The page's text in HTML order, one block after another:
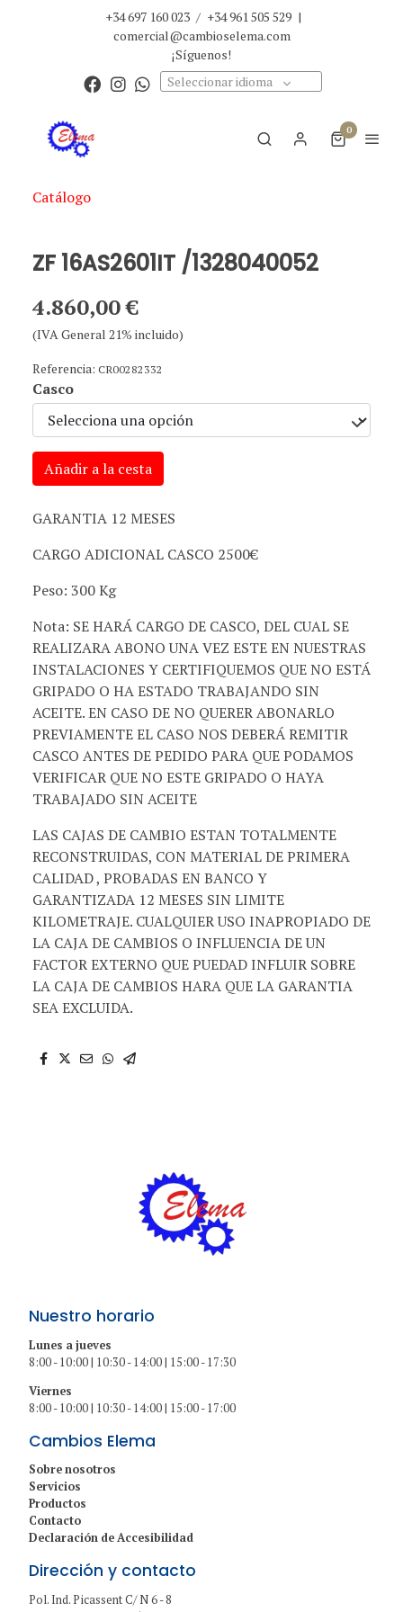
+34 697 160 023 / +34 961 505 529 |
comercial@cambioselema.com
¡Síguenos!
Seleccionar idioma
0
Catálogo
ZF 16AS2601IT /1328040052
4.860,00 €
(IVA General 21% incluido)
Referencia: CR00282332
Casco
Añadir a la cesta
GARANTIA 12 MESES
CARGO ADICIONAL CASCO 2500€
Peso: 300 Kg
Nota: SE HARÁ CARGO DE CASCO, DEL CUAL SE
REALIZARA ABONO UNA VEZ ESTE EN NUESTRAS
INSTALACIONES Y CERTIFIQUEMOS QUE NO ESTÁ
GRIPADO O HA ESTADO TRABAJANDO SIN
ACEITE. EN CASO DE NO QUERER ABONARLO
PREVIAMENTE EL CASO NOS DEBERÁ REMITIR
CASCO ANTES DE PEDIDO PARA QUE PODAMOS
VERIFICAR QUE NO ESTE GRIPADO O HAYA
TRABAJADO SIN ACEITE
LAS CAJAS DE CAMBIO ESTAN TOTALMENTE
RECONSTRUIDAS, CON MATERIAL DE PRIMERA
CALIDAD , PROBADAS EN BANCO Y
GARANTIZADA 12 MESES SIN LIMITE
KILOMETRAJE. CUALQUIER USO INAPROPIADO DE
LA CAJA DE CAMBIOS O INFLUENCIA DE UN
FACTOR EXTERNO QUE PUEDAD INFLUIR SOBRE
LA CAJA DE CAMBIOS HARA QUE LA GARANTIA
SEA EXCLUIDA.
Nuestro horario
Lunes a jueves
8:00 - 10:00 | 10:30 - 14:00 | 15:00 - 17:30
Viernes
8:00 - 10:00 | 10:30 - 14:00 | 15:00 - 17:00
Cambios Elema
Sobre nosotros
Servicios
Productos
Contacto
Declaración de Accesibilidad
Dirección y contacto
Pol. Ind. Picassent C/ N 6 - 8